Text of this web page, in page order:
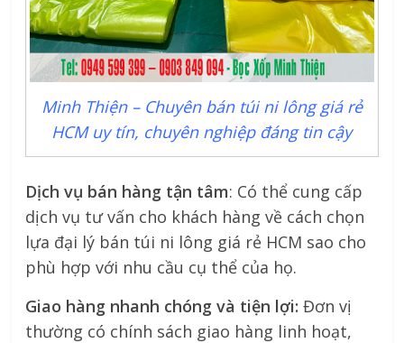
Minh Thiện – Chuyên bán túi ni lông giá rẻ
HCM uy tín, chuyên nghiệp đáng tin cậy
Dịch vụ bán hàng tận tâm: Có thể cung cấp
dịch vụ tư vấn cho khách hàng về cách chọn
lựa đại lý bán túi ni lông giá rẻ HCM sao cho
phù hợp với nhu cầu cụ thể của họ.
Giao hàng nhanh chóng và tiện lợi: Đơn vị
thường có chính sách giao hàng linh hoạt,